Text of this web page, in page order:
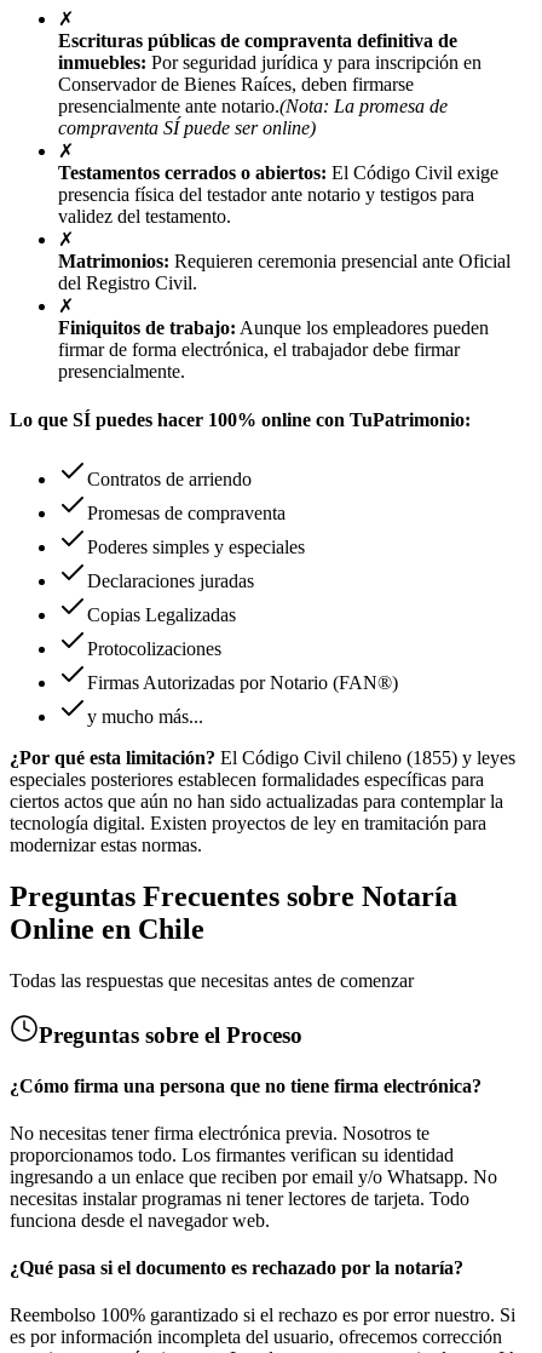
✗
Escrituras públicas de compraventa definitiva de
inmuebles: Por seguridad jurídica y para inscripción en
Conservador de Bienes Raíces, deben firmarse
presencialmente ante notario.(Nota: La promesa de
compraventa SÍ puede ser online)
✗
Testamentos cerrados o abiertos: El Código Civil exige
presencia física del testador ante notario y testigos para
validez del testamento.
✗
Matrimonios: Requieren ceremonia presencial ante Oficial
del Registro Civil.
✗
Finiquitos de trabajo: Aunque los empleadores pueden
firmar de forma electrónica, el trabajador debe firmar
presencialmente.
Lo que SÍ puedes hacer 100% online con TuPatrimonio:
Contratos de arriendo
Promesas de compraventa
Poderes simples y especiales
Declaraciones juradas
Copias Legalizadas
Protocolizaciones
Firmas Autorizadas por Notario (FAN®)
y mucho más...
¿Por qué esta limitación? El Código Civil chileno (1855) y leyes
especiales posteriores establecen formalidades específicas para
ciertos actos que aún no han sido actualizadas para contemplar la
tecnología digital. Existen proyectos de ley en tramitación para
modernizar estas normas.
Preguntas Frecuentes sobre Notaría
Online en Chile
Todas las respuestas que necesitas antes de comenzar
Preguntas sobre el Proceso
¿Cómo firma una persona que no tiene firma electrónica?
No necesitas tener firma electrónica previa. Nosotros te
proporcionamos todo. Los firmantes verifican su identidad
ingresando a un enlace que reciben por email y/o Whatsapp. No
necesitas instalar programas ni tener lectores de tarjeta. Todo
funciona desde el navegador web.
¿Qué pasa si el documento es rechazado por la notaría?
Reembolso 100% garantizado si el rechazo es por error nuestro. Si
es por información incompleta del usuario, ofrecemos corrección